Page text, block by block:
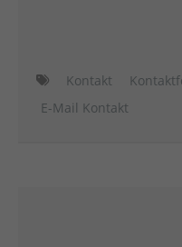
Kontakt
E-Mail Kontakt